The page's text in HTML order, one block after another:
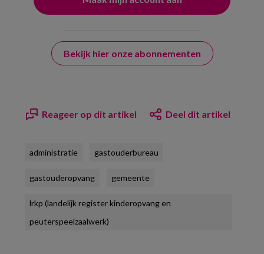
Bekijk hier onze abonnementen
Reageer op dit artikel Deel dit artikel
administratie gastouderbureau
gastouderopvang gemeente
lrkp (landelijk register kinderopvang en
peuterspeelzaalwerk)